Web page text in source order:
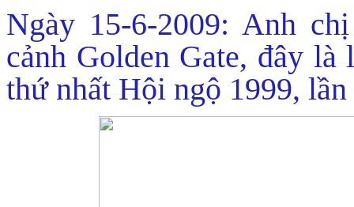
Ngày 15-6-2009: Anh
cảnh Golden Gate, đây
thứ nhất Hội ngộ 1999,